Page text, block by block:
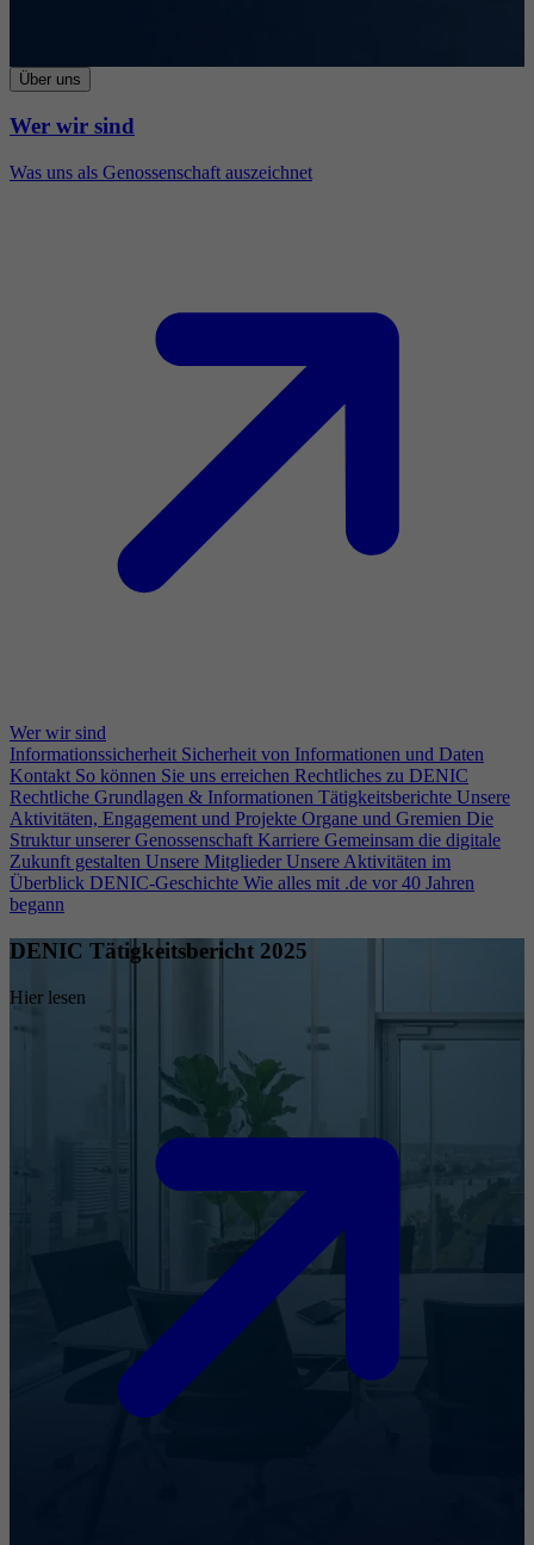
Über uns
Wer wir sind
Was uns als Genossenschaft auszeichnet
Wer wir sind
Informationssicherheit Sicherheit von Informationen und Daten
Kontakt So können Sie uns erreichen Rechtliches zu DENIC
Rechtliche Grundlagen & Informationen Tätigkeitsberichte Unsere
Aktivitäten, Engagement und Projekte Organe und Gremien Die
Struktur unserer Genossenschaft Karriere Gemeinsam die digitale
Zukunft gestalten Unsere Mitglieder Unsere Aktivitäten im
Überblick DENIC-Geschichte Wie alles mit .de vor 40 Jahren
begann
DENIC Tätigkeitsbericht 2025
Hier lesen